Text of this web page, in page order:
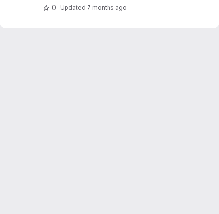
0 Updated 7 months ago